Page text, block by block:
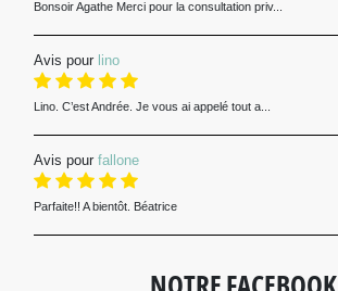
Bonsoir Agathe Merci pour la consultation priv...
Avis pour lino
Lino. C’est Andrée. Je vous ai appelé tout a...
Avis pour fallone
Parfaite!! A bientôt. Béatrice